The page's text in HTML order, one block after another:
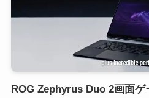
ROG Zephyrus Duo 2画面